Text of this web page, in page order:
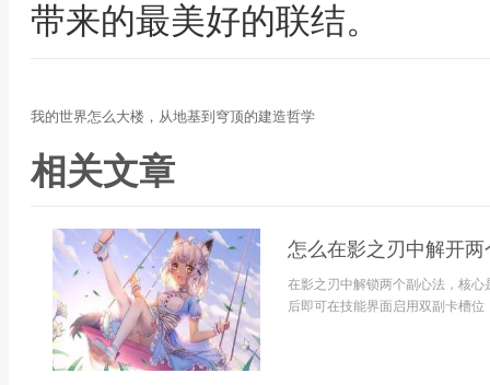
带来的最美好的联结。
我的世界怎么大楼，从地基到穹顶的建造哲学
相关文章
怎么在影之刃中解开
在影之刃中解锁两个副心法，核
后即可在技能界面启用双副卡槽